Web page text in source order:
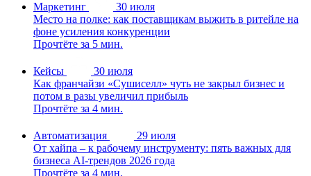
Маркетинг
30 июля
Место на полке: как поставщикам выжить в ритейле на
фоне усиления конкуренции
Прочтёте за 5 мин.
Кейсы
30 июля
Как франчайзи «Сушиселл» чуть не закрыл бизнес и
потом в разы увеличил прибыль
Прочтёте за 4 мин.
Автоматизация
29 июля
От хайпа – к рабочему инструменту: пять важных для
бизнеса AI-трендов 2026 года
Прочтёте за 4 мин.